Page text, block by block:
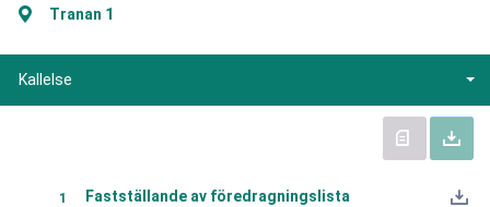
Tranan 1
Kallelse
1 Fastställande av föredragningslista